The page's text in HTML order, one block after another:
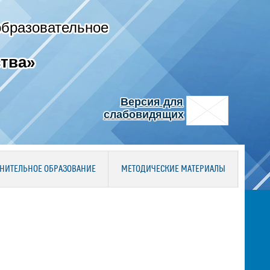
Версия для
слабовидящих
ОБРАЗОВАНИЕ МЕТОДИЧЕСКИЕ МАТЕРИАЛЫ